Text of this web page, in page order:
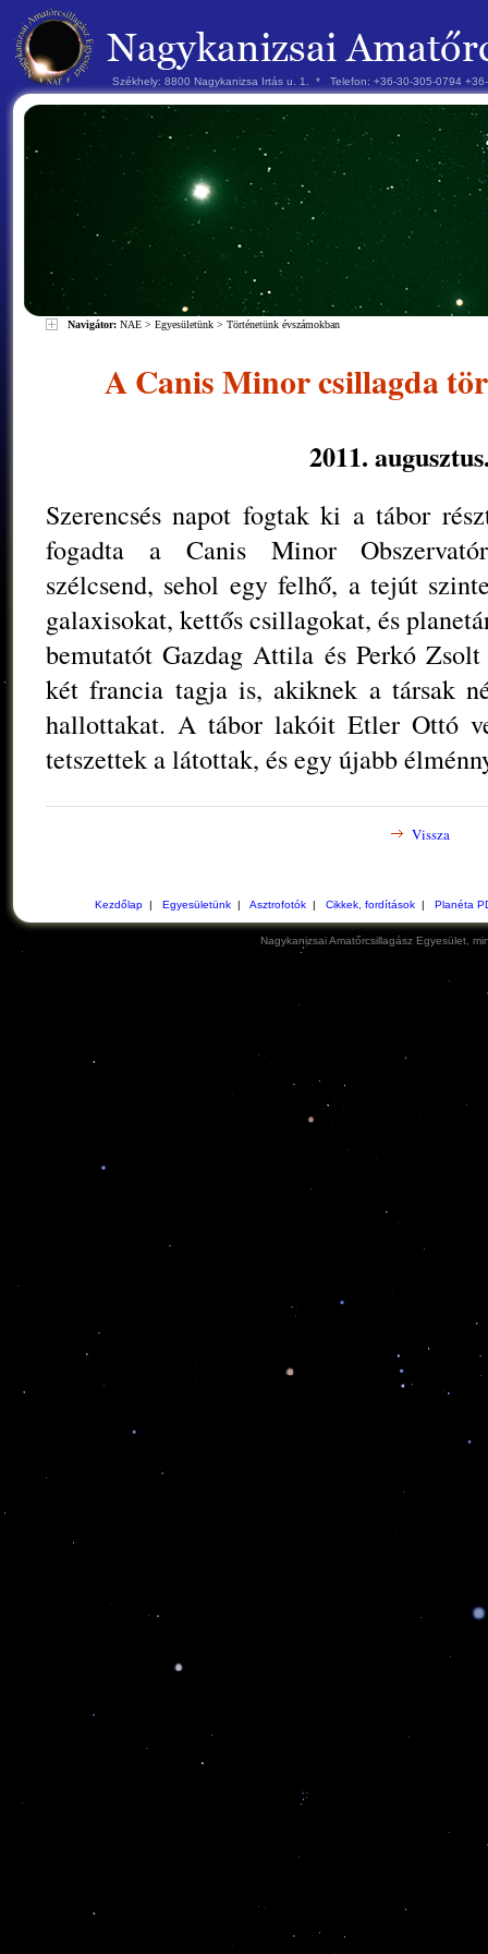
Székhely: 8800 Nagykanizsa Irtás u. 1. * Telefon: +36-30-305-0794
Navigátor: NAE > Egyesületünk > Történetünk évszámokban
A Canis Minor csillagda
2011.
Szerencsés napot fogtak ki a tábor
fogadta a Canis Minor
szélcsend, sehol egy felhő, a tejút
galaxisokat, kettős csillagokat, és
bemutatót Gazdag Attila és Perkó
két francia tagja is, akiknek a társak
hallottakat. A tábor lakóit Etler Ottó
tetszettek a látottak, és egy újabb
Vissza
Kezdőlap| Egyesületünk| Asztrofotók| Cikkek, fordítások| Planéta
Nagykanizsai Amatőrcsillagász Egyesület,